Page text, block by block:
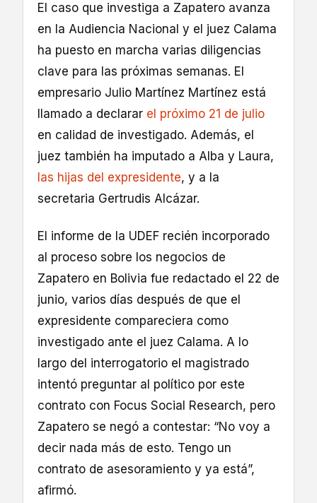
El caso que investiga a Zapatero avanza
en la Audiencia Nacional y el juez Calama
ha puesto en marcha varias diligencias
clave para las próximas semanas. El
empresario Julio Martínez Martínez está
llamado a declarar el próximo 21 de julio
en calidad de investigado. Además, el
juez también ha imputado a Alba y Laura,
las hijas del expresidente, y a la
secretaria Gertrudis Alcázar.
El informe de la UDEF recién incorporado
al proceso sobre los negocios de
Zapatero en Bolivia fue redactado el 22 de
junio, varios días después de que el
expresidente compareciera como
investigado ante el juez Calama. A lo
largo del interrogatorio el magistrado
intentó preguntar al político por este
contrato con Focus Social Research, pero
Zapatero se negó a contestar: “No voy a
decir nada más de esto. Tengo un
contrato de asesoramiento y ya está”,
afirmó.